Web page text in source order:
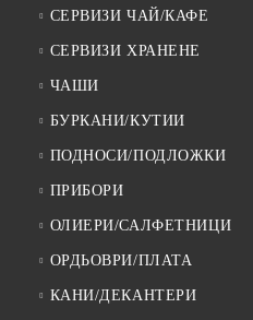
СЕРВИЗИ ЧАЙ/КАФЕ
СЕРВИЗИ ХРАНЕНЕ
ЧАШИ
БУРКАНИ/КУТИИ
ПОДНОСИ/ПОДЛОЖКИ
ПРИБОРИ
ОЛИЕРИ/САЛФЕТНИЦИ
ОРДЬОВРИ/ПЛАТА
КАНИ/ДЕКАНТЕРИ